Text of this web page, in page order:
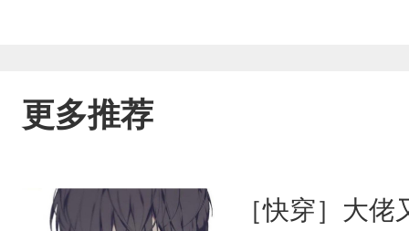
更多推荐
［快穿］大